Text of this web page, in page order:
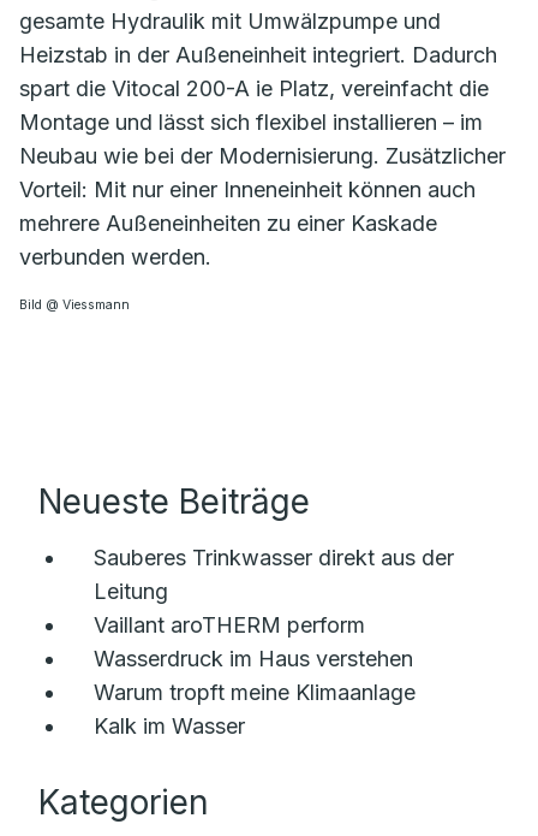
gesamte Hydraulik mit Umwälzpumpe und
Heizstab in der Außeneinheit integriert. Dadurch
spart die Vitocal 200-A ie Platz, vereinfacht die
Montage und lässt sich flexibel installieren – im
Neubau wie bei der Modernisierung. Zusätzlicher
Vorteil: Mit nur einer Inneneinheit können auch
mehrere Außeneinheiten zu einer Kaskade
verbunden werden.
Bild @ Viessmann
Neueste Beiträge
Sauberes Trinkwasser direkt aus der
Leitung
Vaillant aroTHERM perform
Wasserdruck im Haus verstehen
Warum tropft meine Klimaanlage
Kalk im Wasser
Kategorien